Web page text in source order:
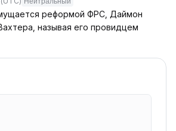
реформой ФРС, Даймон
называя его провидцем